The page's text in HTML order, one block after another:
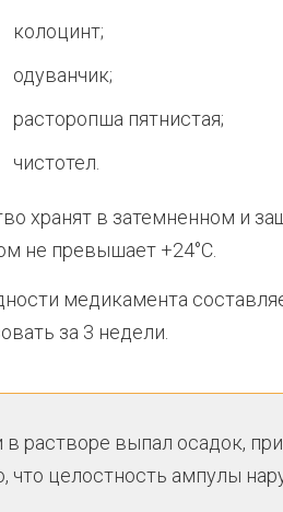
колоцинт;
одуванчик;
расторопша пятнистая;
чистотел.
хранят в затемненном и
не превышает +24°С.
медикамента
за 3 недели.
в растворе выпал осадок,
что целостность ампулы